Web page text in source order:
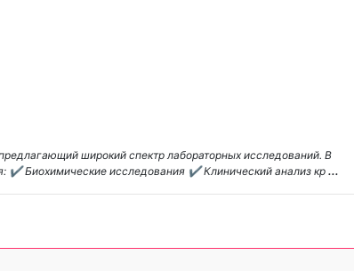
широкий спектр лабораторных исследований. В
✔ Биохимические исследования ✔ Клинический анализ кр ...